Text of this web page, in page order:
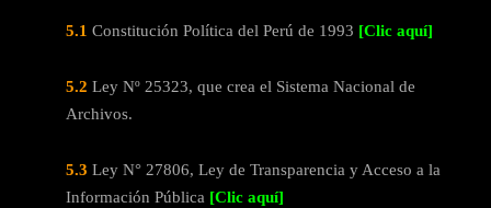
5.1 Constitución Política del Perú de 1993 [Clic aquí]
5.2 Ley Nº 25323, que crea el Sistema Nacional de
Archivos.
5.3 Ley N° 27806, Ley de Transparencia y Acceso a la
Información Pública [Clic aquí]